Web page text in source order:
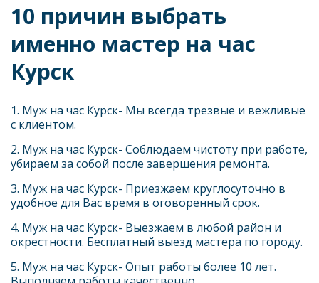
10 причин выбрать
именно мастер на час
Курск
1. Муж на час Курск- Мы всегда трезвые и вежливые
с клиентом.
2. Муж на час Курск- Соблюдаем чистоту при работе,
убираем за собой после завершения ремонта.
3. Муж на час Курск- Приезжаем круглосуточно в
удобное для Вас время в оговоренный срок.
4. Муж на час Курск- Выезжаем в любой район и
окрестности. Бесплатный выезд мастера по городу.
5. Муж на час Курск- Опыт работы более 10 лет.